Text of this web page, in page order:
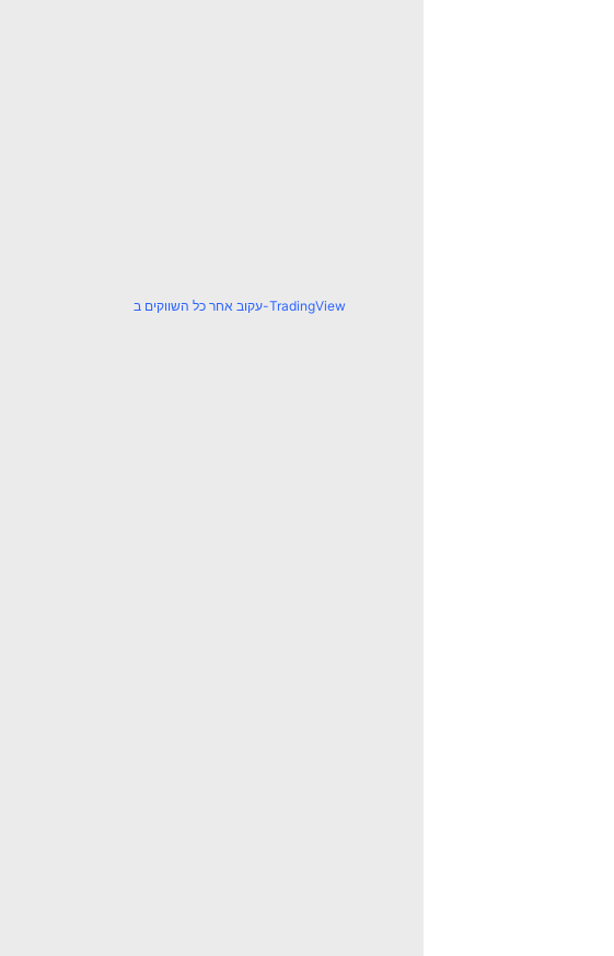
עקוב אחר כל השווקים ב-TradingView